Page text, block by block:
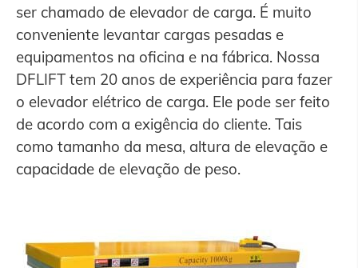
ser chamado de elevador de carga. É muito
conveniente levantar cargas pesadas e
equipamentos na oficina e na fábrica. Nossa
DFLIFT tem 20 anos de experiência para fazer
o elevador elétrico de carga. Ele pode ser feito
de acordo com a exigência do cliente. Tais
como tamanho da mesa, altura de elevação e
capacidade de elevação de peso.